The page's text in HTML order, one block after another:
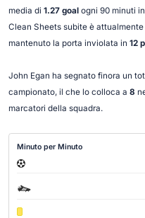
media di 1.27 goalogni 90 minuti
Clean Sheets subite è attualmente
mantenuto la porta inviolata in 12
John Egan ha segnato finora un
campionato, il che lo colloca a 8
marcatori della squadra.
Minuto per Minuto